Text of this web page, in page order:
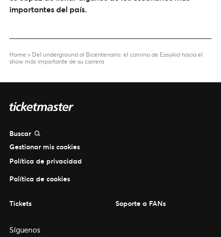
importantes del país.
Home » Del underground al Bicentenario: el camino de Easykid hacia el
show más importante de su carrera
Buscar
Gestionar mis cookies
Política de privacidad
Política de cookies
Tickets Soporte a FANs
Síguenos